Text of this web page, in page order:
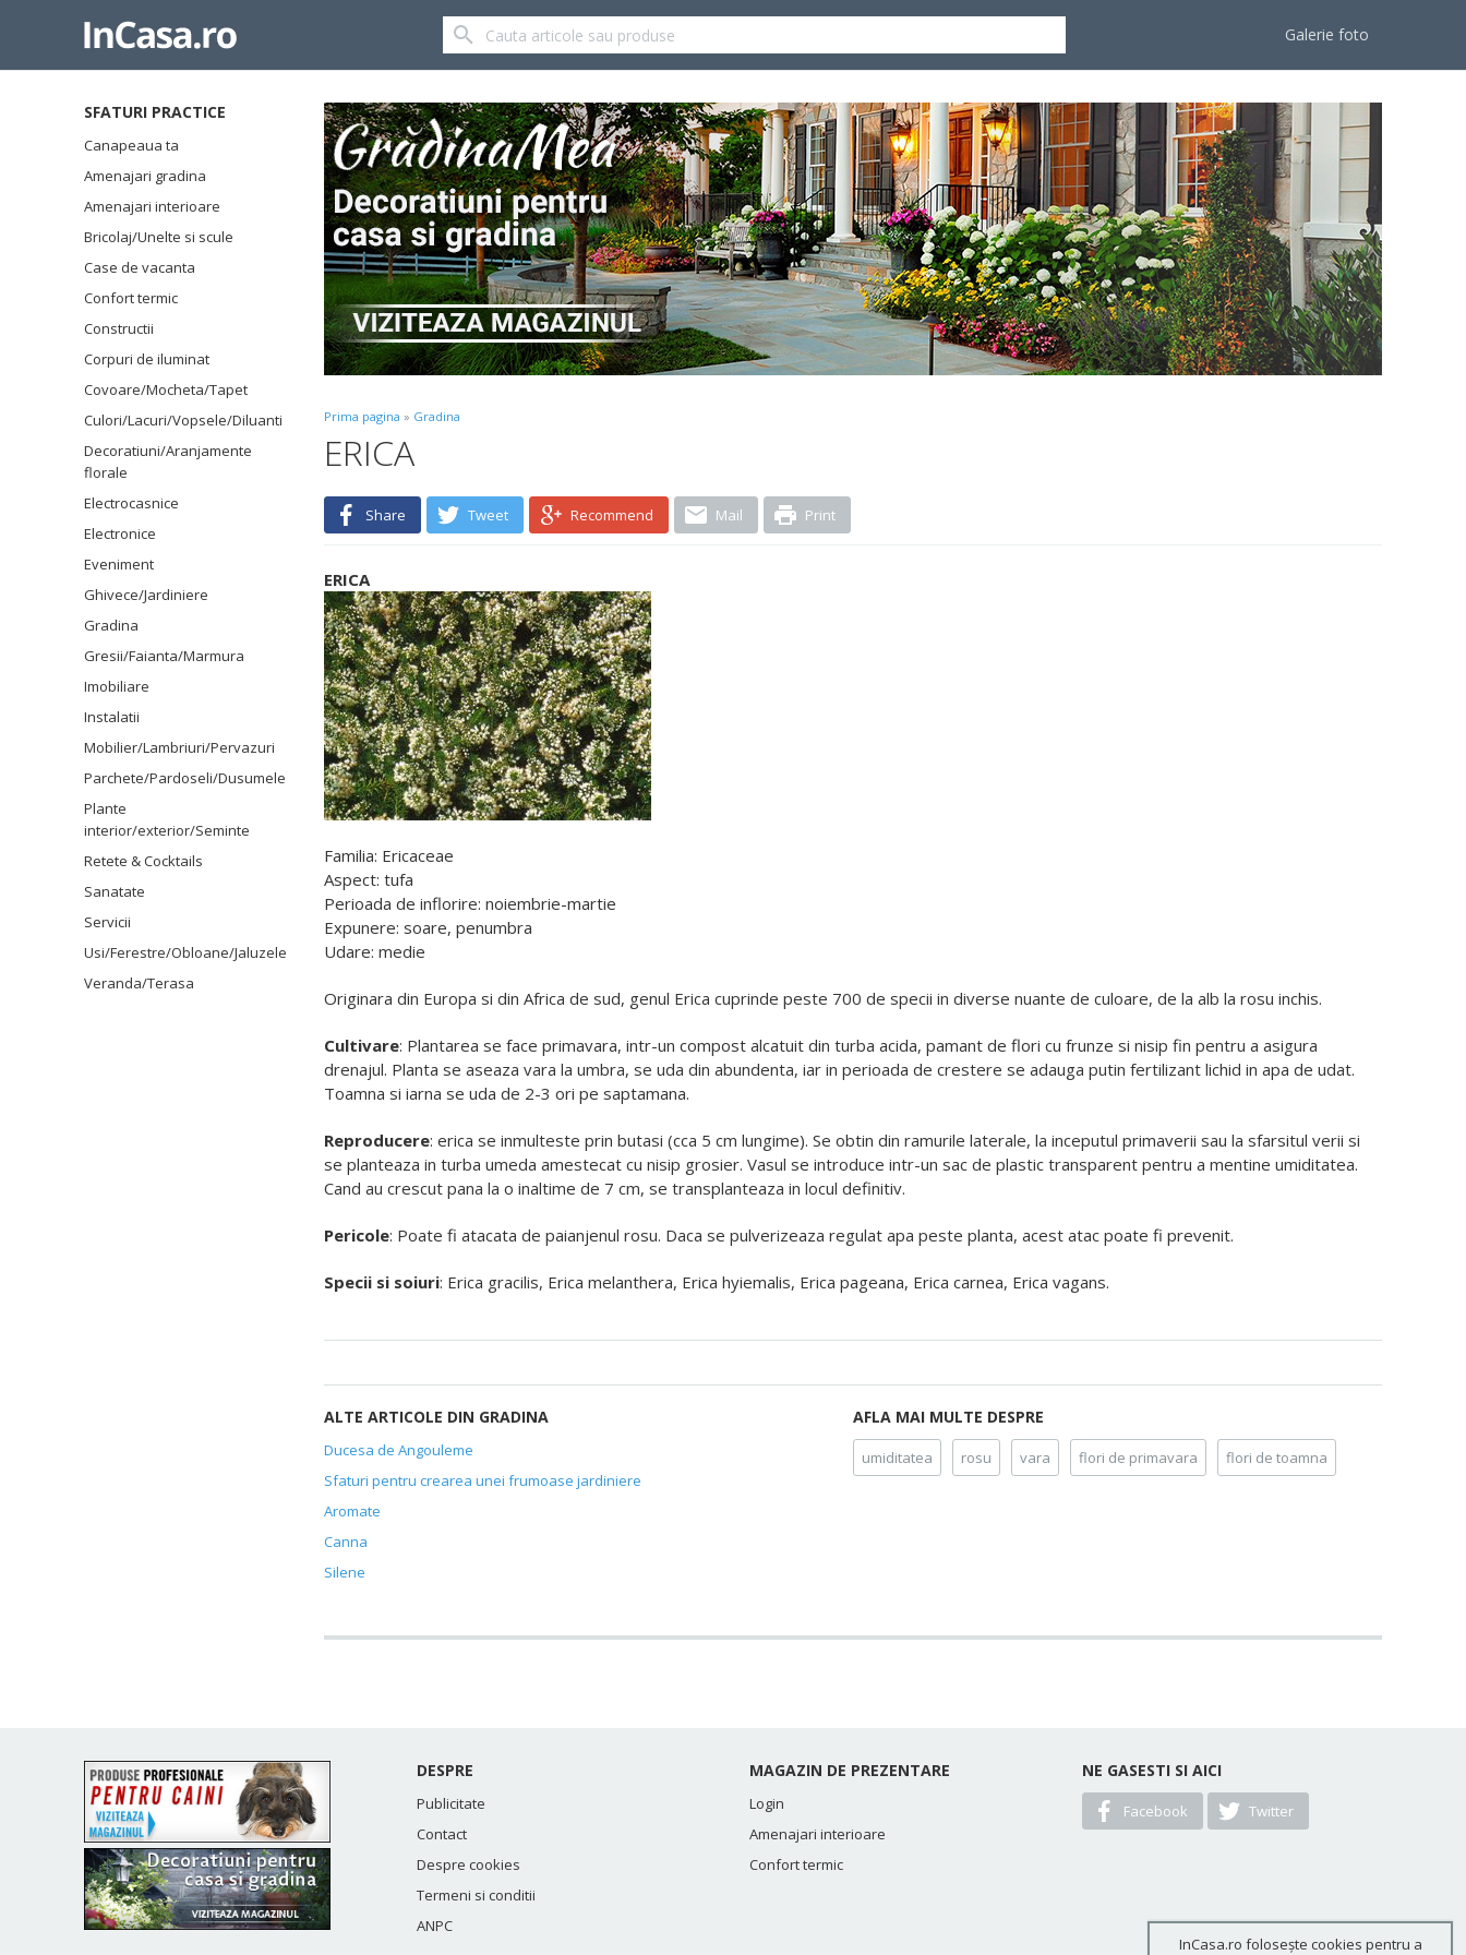
Galerie foto
SFATURI PRACTICE
Canapeaua ta
Amenajari gradina
Amenajari interioare
Bricolaj/Unelte si scule
Case de vacanta
Confort termic
Constructii
Corpuri de iluminat
Covoare/Mocheta/Tapet
Culori/Lacuri/Vopsele/Diluanti
Decoratiuni/Aranjamente
florale
Electrocasnice
Electronice
Eveniment
Ghivece/Jardiniere
Gradina
Gresii/Faianta/Marmura
Imobiliare
Instalatii
Mobilier/Lambriuri/Pervazuri
Parchete/Pardoseli/Dusumele
Plante
interior/exterior/Seminte
Retete & Cocktails
Sanatate
Servicii
Usi/Ferestre/Obloane/Jaluzele
Veranda/Terasa
Prima pagina » Gradina
ERICA
Share Tweet Recommend Mail Print
ERICA
Familia: Ericaceae
Aspect: tufa
Perioada de inflorire: noiembrie-martie
Expunere: soare, penumbra
Udare: medie
Originara din Europa si din Africa de sud, genul Erica cuprinde peste 700 de specii in diverse nuante de culoare, de la alb la rosu inchis.
Cultivare: Plantarea se face primavara, intr-un compost alcatuit din turba acida, pamant de flori cu frunze si nisip fin pentru a asigura
drenajul. Planta se aseaza vara la umbra, se uda din abundenta, iar in perioada de crestere se adauga putin fertilizant lichid in apa de udat.
Toamna si iarna se uda de 2-3 ori pe saptamana.
Reproducere: erica se inmulteste prin butasi (cca 5 cm lungime). Se obtin din ramurile laterale, la inceputul primaverii sau la sfarsitul verii si
se planteaza in turba umeda amestecat cu nisip grosier. Vasul se introduce intr-un sac de plastic transparent pentru a mentine umiditatea.
Cand au crescut pana la o inaltime de 7 cm, se transplanteaza in locul definitiv.
Pericole: Poate fi atacata de paianjenul rosu. Daca se pulverizeaza regulat apa peste planta, acest atac poate fi prevenit.
Specii si soiuri: Erica gracilis, Erica melanthera, Erica hyiemalis, Erica pageana, Erica carnea, Erica vagans.
ALTE ARTICOLE DIN GRADINA
Ducesa de Angouleme
Sfaturi pentru crearea unei frumoase jardiniere
Aromate
Canna
Silene
AFLA MAI MULTE DESPRE
umiditatea rosu vara flori de primavara flori de toamna
DESPRE
Publicitate
Contact
Despre cookies
Termeni si conditii
ANPC
MAGAZIN DE PREZENTARE
Login
Amenajari interioare
Confort termic
NE GASESTI SI AICI
Facebook Twitter
InCasa.ro folosește cookies pentru a